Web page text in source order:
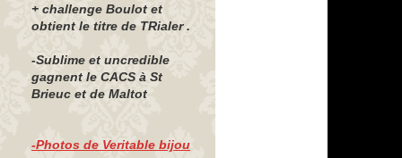
+ challenge Boulot et
obtient le titre de TRialer .
-Sublime et uncredible
gagnent le CACS à St
Brieuc et de Maltot
-Photos de Veritable bijou